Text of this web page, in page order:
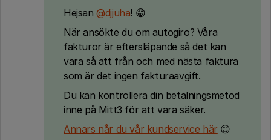
Hejsan@djjuha! 😁
När ansökte du om autogiro? Våra
fakturor är eftersläpande så det kan
vara så att från och med nästa faktura
som är det ingen fakturaavgift.
Du kan kontrollera din betalningsmetod
inne på Mitt3 för att vara säker.
Annars når du vår kundservice här 😊